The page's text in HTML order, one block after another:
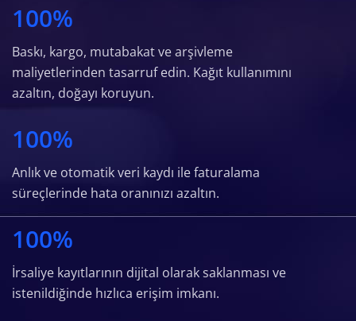
100%
Baskı, kargo, mutabakat ve arşivleme
maliyetlerinden tasarruf edin. Kağıt kullanımını
azaltın, doğayı koruyun.
100%
Anlık ve otomatik veri kaydı ile faturalama
süreçlerinde hata oranınızı azaltın.
100%
İrsaliye kayıtlarının dijital olarak saklanması ve
istenildiğinde hızlıca erişim imkanı.